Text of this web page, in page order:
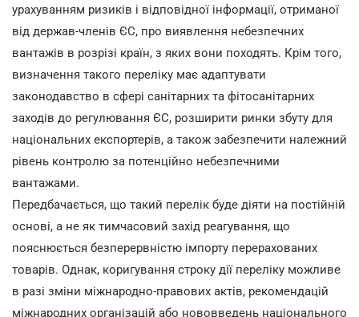
урахуванням ризиків і відповідної інформації, отриманої
від держав-членів ЄС, про виявлення небезпечних
вантажів в розрізі країн, з яких вони походять. Крім того,
визначення такого переліку має адаптувати
законодавство в сфері санітарних та фітосанітарних
заходів до регулювання ЄС, розширити ринки збуту для
національних експортерів, а також забезпечити належний
рівень контролю за потенційно небезпечними
вантажами.
Передбачається, що такий перелік буде діяти на постійній
основі, а не як тимчасовий захід реагування, що
пояснюється безперервністю імпорту перерахованих
товарів. Однак, коригування строку дії переліку можливе
в разі зміни міжнародно-правових актів, рекомендацій
міжнародних організацій або нововведень національного